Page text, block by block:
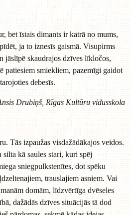
bet īstais dimants ir katrā no mums,
ja to iznesīs gaismā. Visupirms
jāslīpē skaudrajos dzīves līkločos,
patiesiem smiekliem, pazemīgi gaidot
debesīs.
Drubiņš, Rīgas Kultūru vidusskola
Tās izpaužas visdažādākajos veidos.
kā saules stari, kuri spēj
sniegpulkstenītes, dot spēku
trauslajiem asniem. Vai
domām, līdzvērtīga dvēseles
dažādās dzīves situācijās tā dod